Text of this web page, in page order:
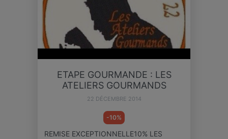
ETAPE GOURMANDE : LES
ATELIERS GOURMANDS
22 DÉCEMBRE 2014
-10%
REMISE EXCEPTIONNELLE10% LES